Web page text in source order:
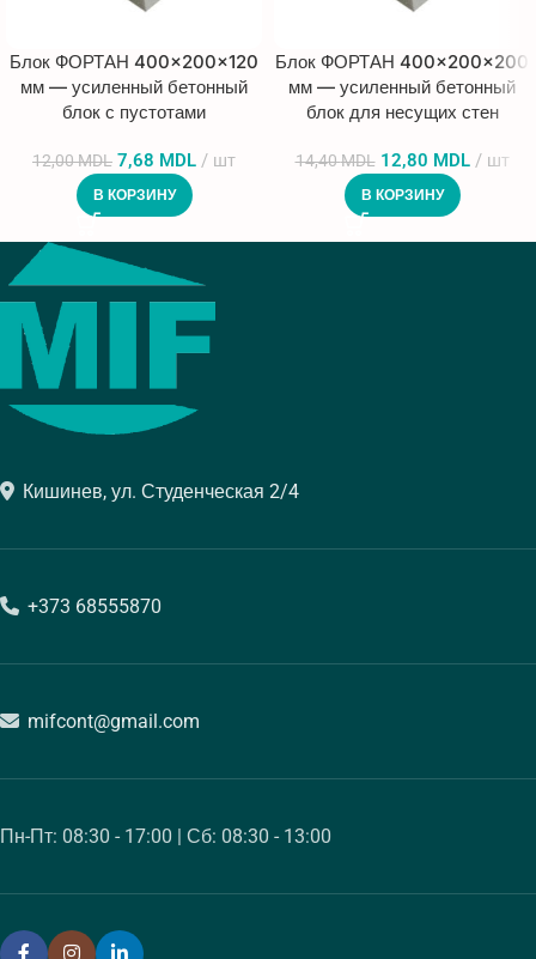
Блок ФОРТАН 400×200×120
мм — усиленный бетонный
блок с пустотами
12,00MDL 7,68 MDL шт
В КОРЗИНУ
Блок ФОРТАН 400×200×200
мм — усиленный бетонный
блок для несущих стен
14,40MDL 12,80 MDL шт
В КОРЗИНУ
Кишинев, ул. Студенческая 2/4
+373 68555870
mifcont@gmail.com
Пн-Пт: 08:30 - 17:00 | Сб: 08:30 - 13:00